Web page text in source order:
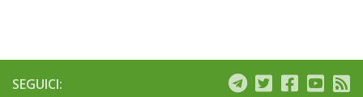
SEGUICI: